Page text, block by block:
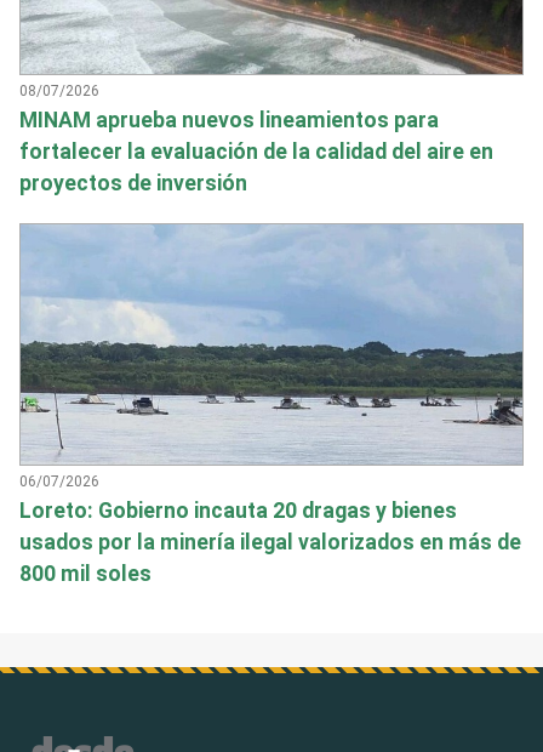
08/07/2026
MINAM aprueba nuevos lineamientos para
fortalecer la evaluación de la calidad del aire en
proyectos de inversión
06/07/2026
Loreto: Gobierno incauta 20 dragas y bienes
usados por la minería ilegal valorizados en más de
800 mil soles